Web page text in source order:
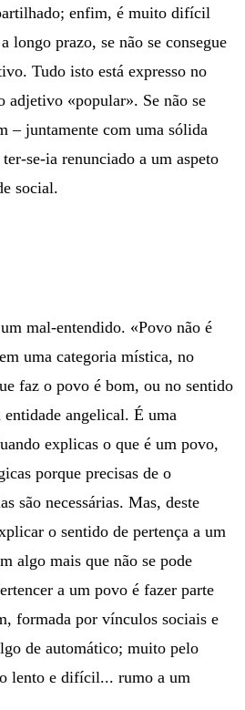
enfim, é muito difícil
longo prazo, se não se consegue
Tudo isto está expresso no
adjetivo «popular». Se não se
– juntamente com uma sólida
se-ia renunciado a um aspeto
social.
mal-entendido. «Povo não é
uma categoria mística, no
faz o povo é bom, ou no sentido
angelical. É uma
explicas o que é um povo,
porque precisas de o
são necessárias. Mas, deste
o sentido de pertença a um
algo mais que não se pode
a um povo é fazer parte
formada por vínculos sociais e
de automático; muito pelo
lento e difícil... rumo a um